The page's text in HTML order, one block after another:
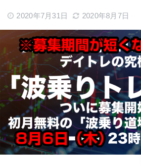
2020年7月31日 2020年8月7日